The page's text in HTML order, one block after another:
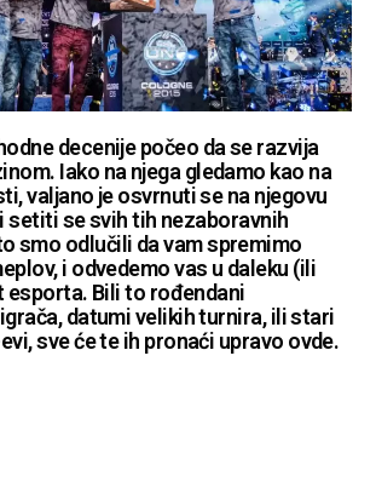
decenije počeo da se razvija
Iako na njega gledamo kao na
valjano je osvrnuti se na njegovu
setiti se svih tih nezaboravnih
smo odlučili da vam spremimo
i odvedemo vas u daleku (ili
esporta. Bili to rođendani
datumi velikih turnira, ili stari
sve će te ih pronaći upravo ovde.